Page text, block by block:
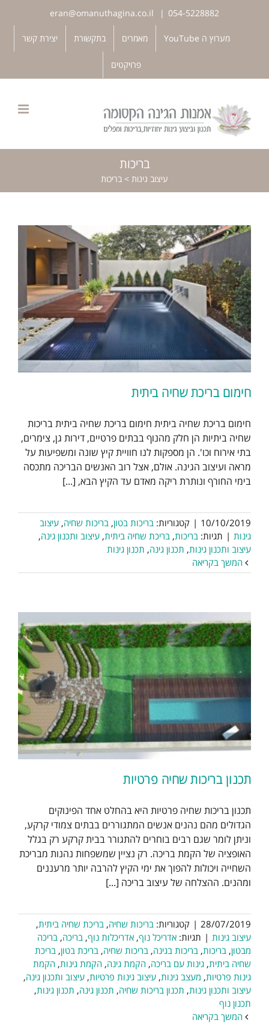
פתח סרגל נגישות
054-5228882
|
מערוץ ה YouTube מאמרים בתקשורת יצירת קשר
פרויקטים
בריכות
עיצוב גינות > בריכות
חימום בריכת שחיה ביתית
חימום בריכת שחיה ביתית חימום בריכת שחיה ביתית בריכות
שחיה ביתיות הן חלק מהנוף בבתים פרטיים, דירות גן, צימרים,
בתי אירוח וכו'. הן מספקות לנו חוויית קיץ שונה ומשפיעות על
מראה ועיצוב הגינה. אולם, אצל רוב האנשים הבריכה מתכסה
בימי החורף ונותרת ריקה מאדם עד הקיץ הבא, [...]
10/10/2019
| קטגוריות: בריכות בטון, בריכות שחיה, עיצוב
גינות | תגיות: בריכות, בריכת שחיה ביתית, עיצוב ותכנון גינה,
עיצוב ותכנון גינות, תכנון גינה, תכנון גינות
המשך בקריאה
תכנון בריכות שחיה פרטיות
תכנון בריכות שחיה פרטיות היא בהחלט אחד הפינוקים
הגדולים מהם נהנים אנשים המתגוררים בבתים צמודי קרקע,
וניתן לומר שגם רבים בוחרים להתגורר בבית קרקע רק בגלל
האופציה של הקמת בריכה. רק נציין שמשפחות נהנות מבריכת
השחייה ויכולות להפוך את ימי הקיץ להרבה יותר מרעננים
ומהנים. ההצלחה של עיצוב בריכה [...]
28/07/2019
| קטגוריות: בריכות שחיה, בריכת שחיה ביתית,
עיצוב גינות | תגיות: אדריכל נוף, אדריכלות נוף, בריכה, בריכה
מבטון, בריכות, בריכות בגינה, בריכות שחיה, בריכת בטון, בריכת
שחיה ביתית, גינות עם בריכה, הקמת גינה, הקמת גינות, הקמת
גינות פרטיות, מעצב גינות, עיצוב גינות פרטיות, עיצוב ותכנון גינה,
עיצוב ותכנון גינות, תכנון בריכות שחיה, תכנון גינה, תכנון גינות,
תכנון נוף
המשך בקריאה